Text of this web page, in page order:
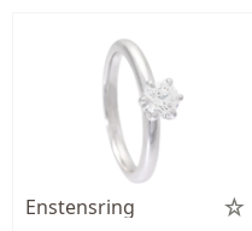
Enstensring